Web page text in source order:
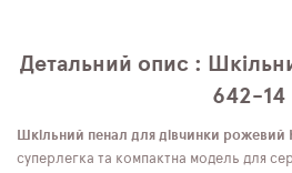
Детальний опис :
642-14
Шкільний пенал для дівчинки
суперлегка та компактна модель для